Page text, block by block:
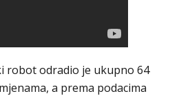
robot odradio je ukupno 64
a prema podacima